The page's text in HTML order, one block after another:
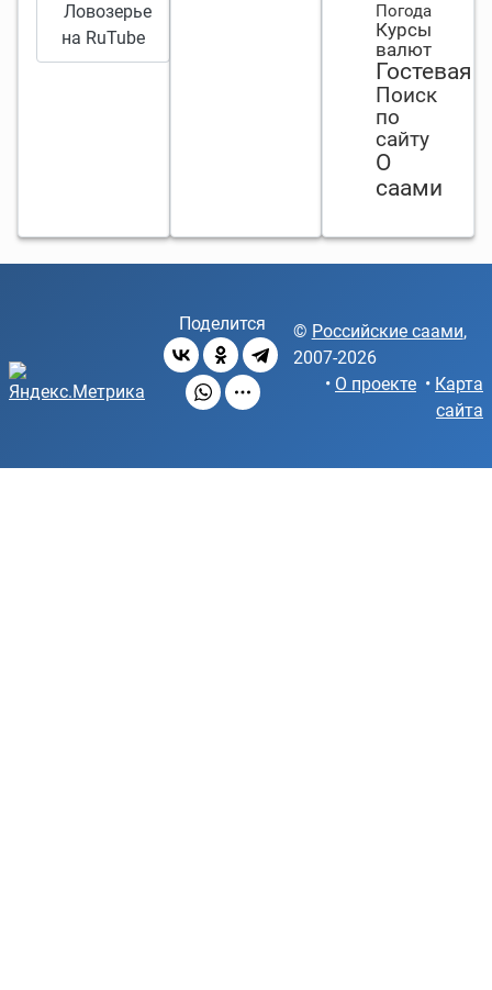
Ловозерье
на RuTube
Погода
Курсы
валют
Гостевая
Поиск
по
сайту
О
саами
Поделится © Российские саами,
2007-2026
• О проекте • Карта
сайта